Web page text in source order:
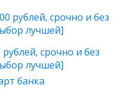
срочно и без
лучшей]
банка